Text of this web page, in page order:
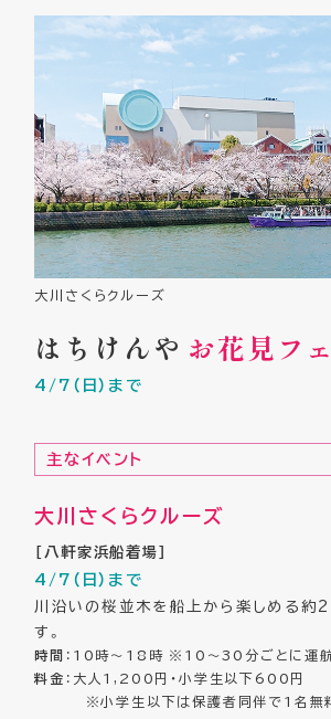
大川さくらクルーズ
はちけんや お花見フ
4/7（日）まで
主なイベント
大川さくらクルーズ
［八軒家浜船着場］
4/7（日）まで
川沿いの桜並木を船上から楽しめる約
す。
時間 ：10時～18時 ※10～30分ごとに運
料金 ：大人1,200円・小学生以下600円
※小学生以下は保護者同伴で1名無